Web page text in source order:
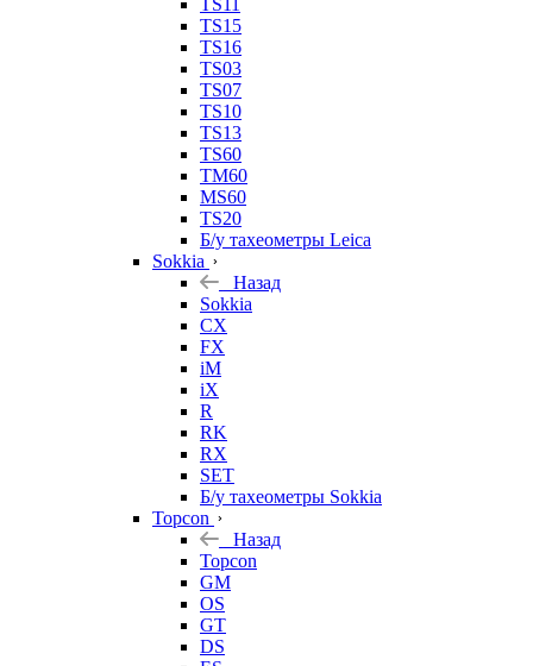
TS11
TS15
TS16
TS03
TS07
TS10
TS13
TS60
TM60
MS60
TS20
Б/у тахеометры Leica
Sokkia
Назад
Sokkia
CX
FX
iM
iX
R
RK
RX
SET
Б/у тахеометры Sokkia
Topcon
Назад
Topcon
GM
OS
GT
DS